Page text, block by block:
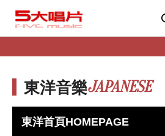
東洋音樂JAPANESE
東洋首頁HOMEPAGE